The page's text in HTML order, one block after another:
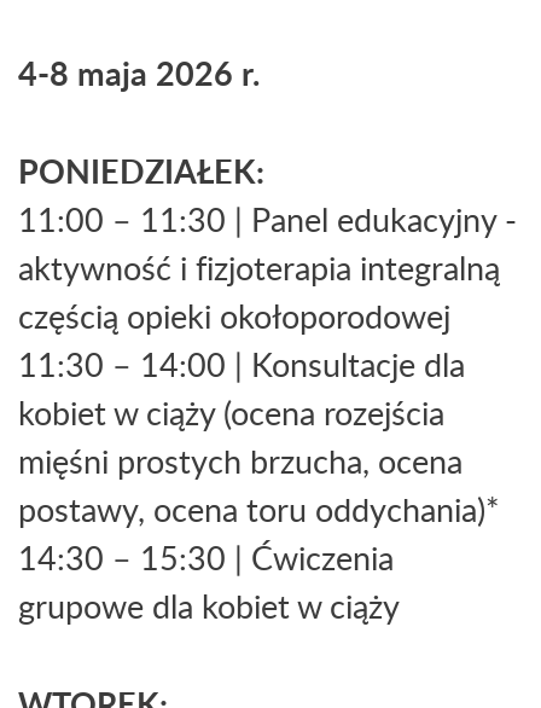
4-8 maja 2026 r.
PONIEDZIAŁEK:
11:00 – 11:30 | Panel edukacyjny -
aktywność i fizjoterapia integralną
częścią opieki okołoporodowej
11:30 – 14:00 | Konsultacje dla
kobiet w ciąży (ocena rozejścia
mięśni prostych brzucha, ocena
postawy, ocena toru oddychania)*
14:30 – 15:30 | Ćwiczenia
grupowe dla kobiet w ciąży